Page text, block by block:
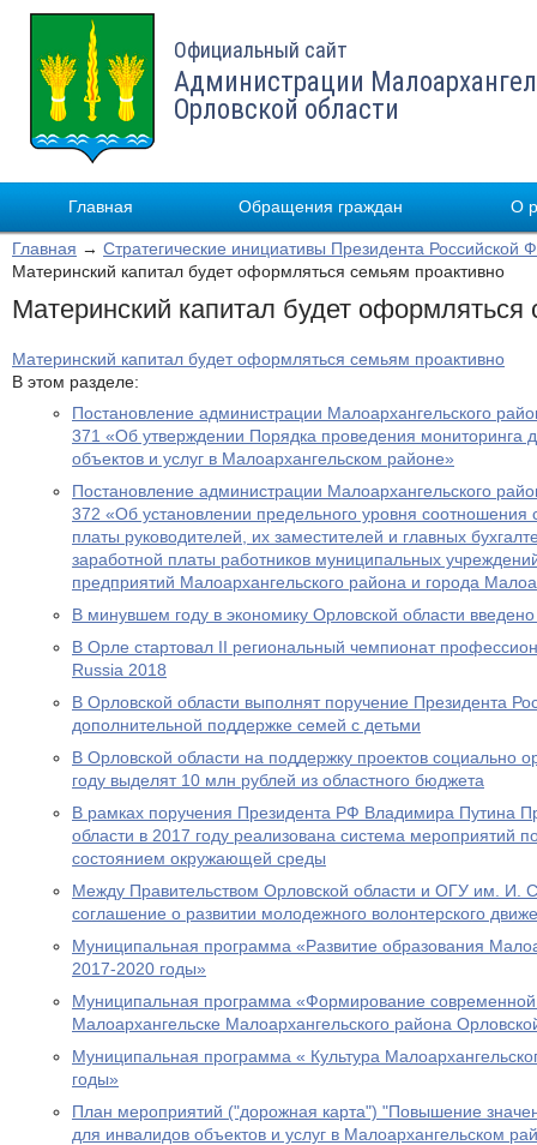
Официальный сайт
Администрации
Орловской области
Главная Обращения граждан О
Главная → Стратегические инициативы Президента Российской
Материнский капитал будет оформляться семьям проактивно
Материнский капитал будет оформляться
Материнский капитал будет оформляться семьям проактивно
В этом разделе:
Постановление администрации Малоархангельского
371 «Об утверждении Порядка проведения мониторинга
объектов и услуг в Малоархангельском районе»
Постановление администрации Малоархангельского
372 «Об установлении предельного уровня соотношения
платы руководителей, их заместителей и главных
заработной платы работников муниципальных
предприятий Малоархангельского района и города
В минувшем году в экономику Орловской области
В Орле стартовал II региональный чемпионат
Russia 2018
В Орловской области выполнят поручение Президента
дополнительной поддержке семей с детьми
В Орловской области на поддержку проектов социально
году выделят 10 млн рублей из областного бюджета
В рамках поручения Президента РФ Владимира Путина
области в 2017 году реализована система мероприятий
состоянием окружающей среды
Между Правительством Орловской области и ОГУ им. И.
соглашение о развитии молодежного волонтерского
Муниципальная программа «Развитие образования
2017-2020 годы»
Муниципальная программа «Формирование современной
Малоархангельске Малоархангельского района
Муниципальная программа « Культура
годы»
План мероприятий ("дорожная карта") "Повышение
для инвалидов объектов и услуг в Малоархангельском